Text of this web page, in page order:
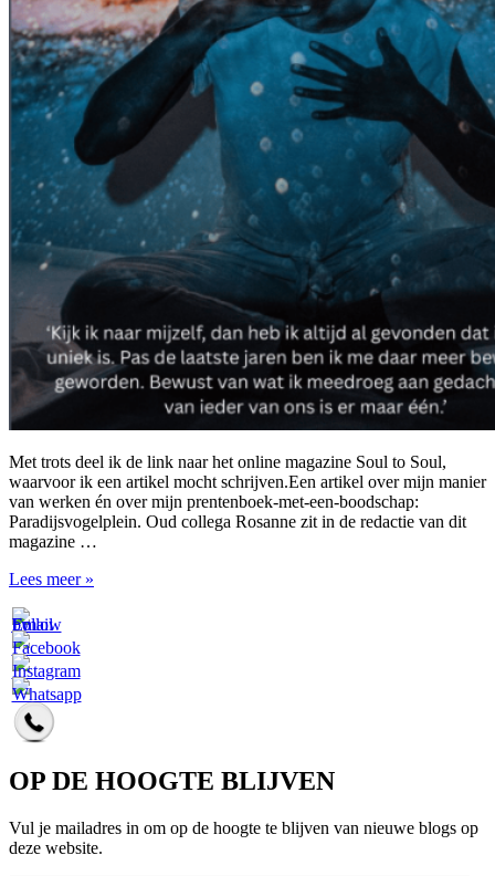
Met trots deel ik de link naar het online magazine Soul to Soul,
waarvoor ik een artikel mocht schrijven.Een artikel over mijn manier
van werken én over mijn prentenboek-met-een-boodschap:
Paradijsvogelplein. Oud collega Rosanne zit in de redactie van dit
magazine …
Trots
Lees meer »
OP DE HOOGTE BLIJVEN
Vul je mailadres in om op de hoogte te blijven van nieuwe blogs op
deze website.